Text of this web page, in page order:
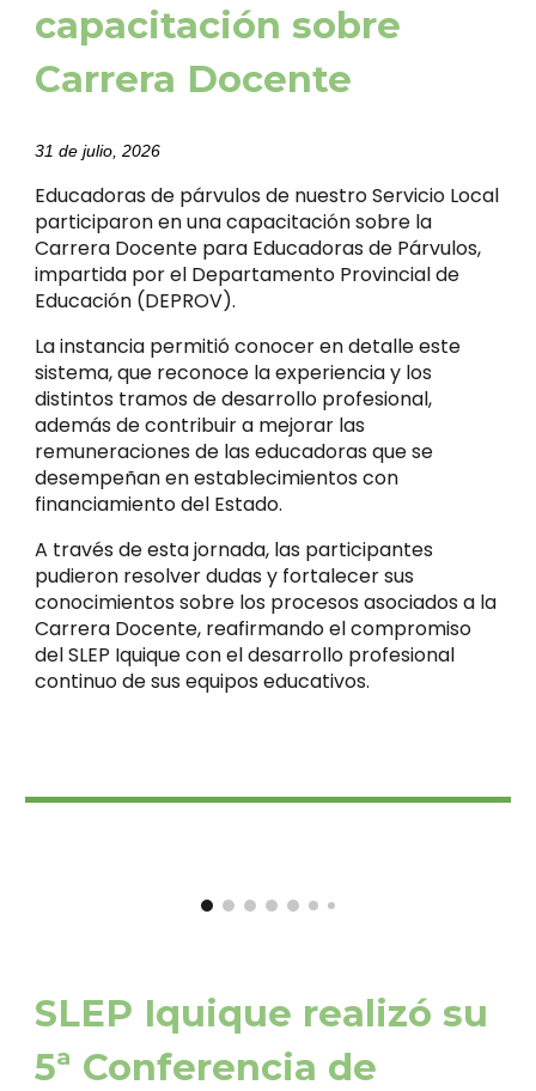
capacitación sobre
Carrera Docente
31 de julio, 2026
Educadoras de párvulos de nuestro Servicio Local
participaron en una capacitación sobre la
Carrera Docente para Educadoras de Párvulos,
impartida por el Departamento Provincial de
Educación (DEPROV).
La instancia permitió conocer en detalle este
sistema, que reconoce la experiencia y los
distintos tramos de desarrollo profesional,
además de contribuir a mejorar las
remuneraciones de las educadoras que se
desempeñan en establecimientos con
financiamiento del Estado.
A través de esta jornada, las participantes
pudieron resolver dudas y fortalecer sus
conocimientos sobre los procesos asociados a la
Carrera Docente, reafirmando el compromiso
del SLEP Iquique con el desarrollo profesional
continuo de sus equipos educativos.
SLEP Iquique realizó su
5ª Conferencia de